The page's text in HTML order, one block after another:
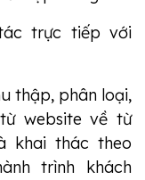
trực tiếp với
thập, phân loại,
website về từ
khai thác theo
trình khách